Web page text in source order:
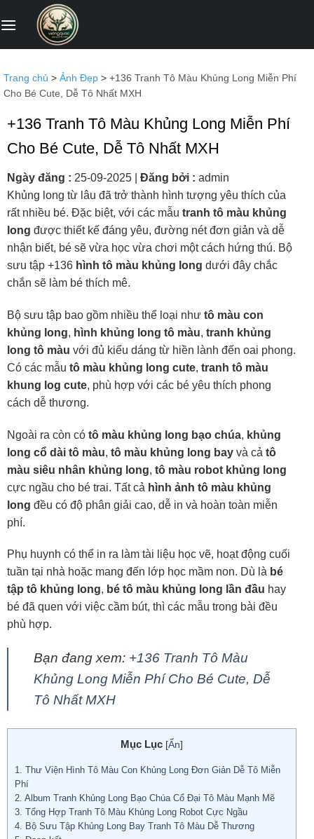
qua
Trang chủ > Ảnh Đẹp > +136 Tranh Tô Màu Khủng Long Miễn Phí
Cho Bé Cute, Dễ Tô Nhất MXH
+136 Tranh Tô Màu Khủng Long Miễn Phí
Cho Bé Cute, Dễ Tô Nhất MXH
Ngày đăng : 25-09-2025 Đăng bởi : admin
Khủng long từ lâu đã trở thành hình tượng yêu thích của
rất nhiều bé. Đặc biệt, với các mẫu tranh tô màu khủng
long được thiết kế đáng yêu, đường nét đơn giản và dễ
nhận biết, bé sẽ vừa học vừa chơi một cách hứng thú. Bộ
sưu tập +136 hình tô màu khủng long dưới đây chắc
chắn sẽ làm bé thích mê.
Bộ sưu tập bao gồm nhiều thể loại như tô màu con
khủng long, hình khủng long tô màu, tranh khủng
long tô màu với đủ kiểu dáng từ hiền lành đến oai phong.
Có các mẫu tô màu khủng long cute, tranh tô màu
khung log cute, phù hợp với các bé yêu thích phong
cách dễ thương.
Ngoài ra còn có tô màu khủng long bạo chúa, khủng
long cổ dài tô màu, tô màu khủng long bay và cả tô
màu siêu nhân khủng long, tô màu robot khủng long
cực ngầu cho bé trai. Tất cả hình ảnh tô màu khủng
long đều có độ phân giải cao, dễ in và hoàn toàn miễn
phí.
Phụ huynh có thể in ra làm tài liệu học vẽ, hoạt động cuối
tuần tại nhà hoặc mang đến lớp học mầm non. Dù là bé
tập tô khủng long, bé tô màu khủng long lần đầu hay
bé đã quen với việc cầm bút, thì các mẫu trong bài đều
phù hợp.
Bạn đang xem: +136 Tranh Tô Màu
Khủng Long Miễn Phí Cho Bé Cute, Dễ
Tô Nhất MXH
Mục Lục [Ẩn]
1. Thư Viện Hình Tô Màu Con Khủng Long Đơn Giản Dễ Tô Miễn
Phí
2. Album Tranh Khủng Long Bạo Chúa Cổ Đại Tô Màu Mạnh Mẽ
3. Tổng Hợp Tranh Tô Màu Khủng Long Robot Cực Ngầu
4. Bộ Sưu Tập Khủng Long Bay Tranh Tô Màu Dễ Thương